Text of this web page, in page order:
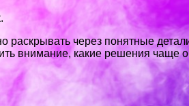
раскрывать через понятные
внимание, какие решения